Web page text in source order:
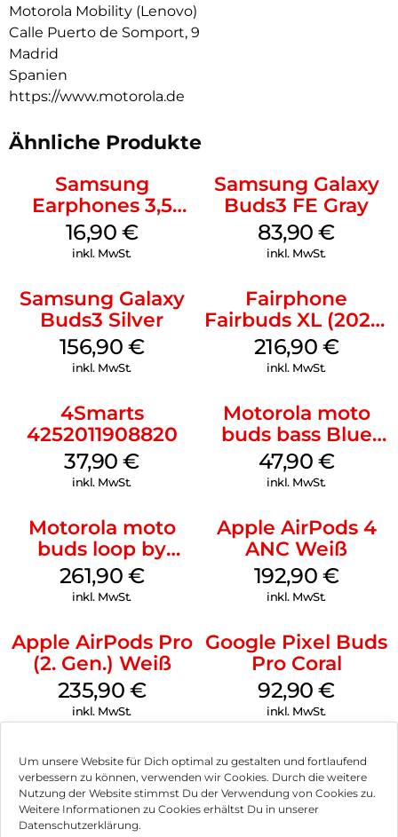
Um unsere Website für Dich optimal zu gestalten und fortlaufend
verbessern zu können, verwenden wir Cookies. Durch die weitere
Nutzung der Website stimmst Du der Verwendung von Cookies zu.
Weitere Informationen zu Cookies erhältst Du in unserer
Datenschutzerklärung.
Motorola Mobility (Lenovo)
Calle Puerto de Somport, 9
Madrid
Spanien
https://www.motorola.de
Ähnliche Produkte
Samsung
Earphones 3,5
mm Schwarz
16,90 €
inkl. MwSt.
Samsung Galaxy
Buds3 FE Gray
83,90€
inkl. MwSt.
Samsung Galaxy
Buds3 Silver
156,90 €
inkl. MwSt.
Fairphone
Fairbuds XL (2025)
Horizon Black
216,90 €
inkl. MwSt.
4Smarts
4252011908820
37,90€
inkl. MwSt.
Motorola moto
buds bass Blue
Jewel
47,90 €
inkl. MwSt.
Motorola moto
buds loop by
Swarovski French
Oak
261,90 €
inkl. MwSt.
Apple AirPods 4
ANC Weiß
192,90 €
inkl. MwSt.
Apple AirPods Pro
(2. Gen.) Weiß
235,90 €
inkl. MwSt.
Google Pixel Buds
Pro Coral
92,90€
inkl. MwSt.
Impressum